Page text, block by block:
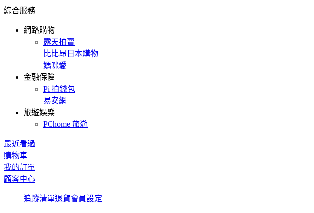
綜合服務
網路購物
露天拍賣
比比昂日本購物
媽咪愛
金融保險
Pi 拍錢包
易安網
旅遊娛樂
PChome 旅遊
最近看過
購物車
我的訂單
顧客中心
追蹤清單退貨會員設定